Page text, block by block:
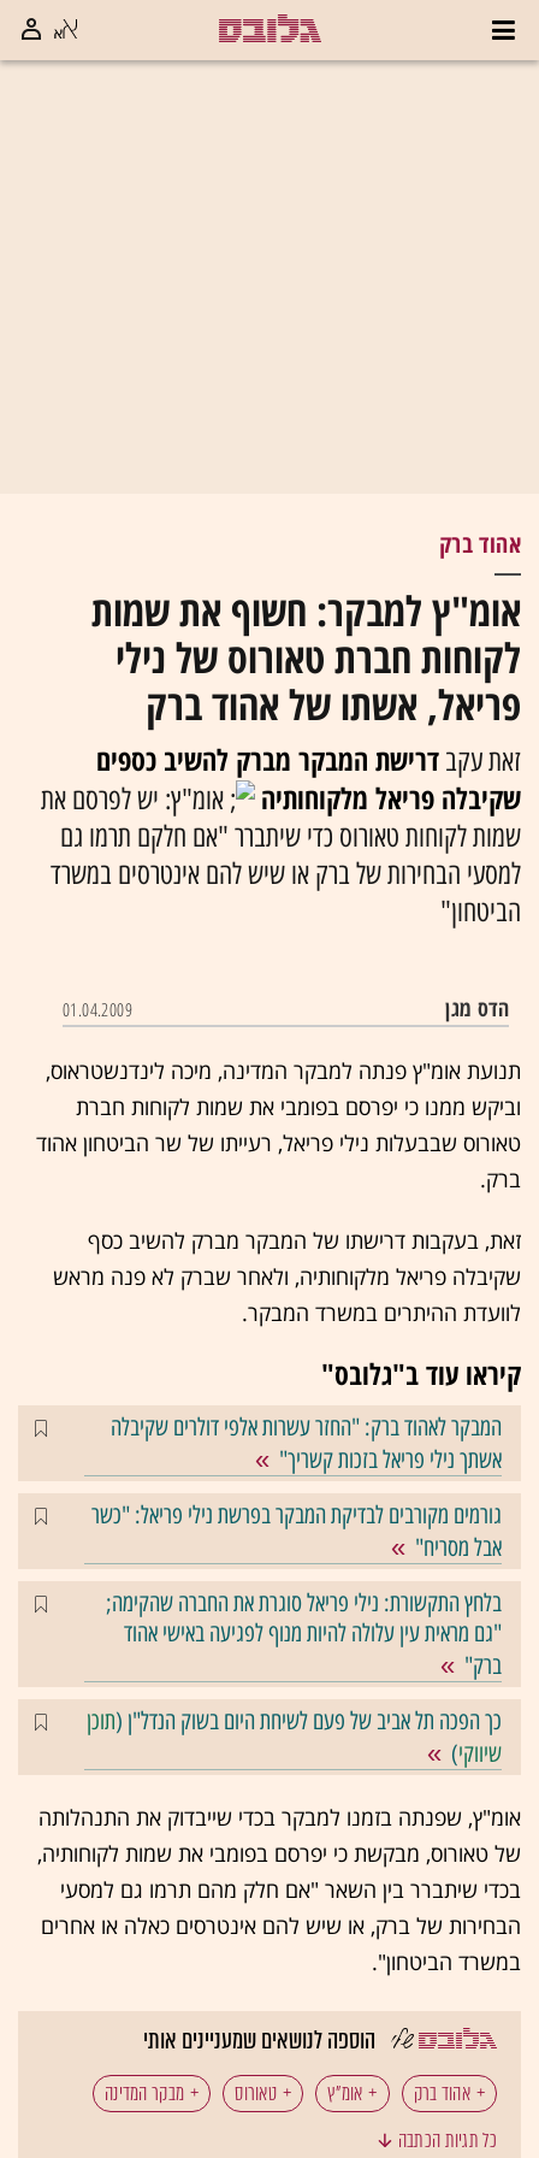
אהוד ברק
אומ"ץ למבקר: חשוף את שמות
לקוחות חברת טאורוס של נילי
פריאל, אשתו של אהוד ברק
זאת עקב דרישת המבקר מברק להשיב כספים
שקיבלה פריאל מלקוחותיה
אומ"ץ: יש לפרסם את
שמות לקוחות טאורוס כדי שיתברר "אם חלקם תרמו גם
למסעי הבחירות של ברק או שיש להם אינטרסים במשרד
הביטחון"
הדס מגן 01.04.2009
תנועת אומ"ץ פנתה למבקר המדינה, מיכה לינדנשטראוס,
וביקש ממנו כי יפרסם בפומבי את שמות לקוחות חברת
טאורוס שבבעלות נילי פריאל, רעייתו של שר הביטחון אהוד
ברק.
זאת, בעקבות דרישתו של המבקר מברק להשיב כסף
שקיבלה פריאל מלקוחותיה, ולאחר שברק לא פנה מראש
לוועדת ההיתרים במשרד המבקר.
קיראו עוד ב"גלובס"
המבקר לאהוד ברק: "החזר עשרות אלפי דולרים שקיבלה
אשתך נילי פריאל בזכות קשריך"
גורמים מקורבים לבדיקת המבקר בפרשת נילי פריאל: "כשר
אבל מסריח"
בלחץ התקשורת: נילי פריאל סוגרת את החברה שהקימה;
"גם מראית עין עלולה להיות מנוף לפגיעה באישי אהוד
ברק"
כך הפכה תל אביב של פעם לשיחת היום בשוק הנדל"ן (תוכן
שיווקי)
אומ"ץ, שפנתה בזמנו למבקר בכדי שייבדוק את התנהלותה
של טאורוס, מבקשת כי יפרסם בפומבי את שמות לקוחותיה,
בכדי שיתברר בין השאר "אם חלק מהם תרמו גם למסעי
הבחירות של ברק, או שיש להם אינטרסים כאלה או אחרים
במשרד הביטחון".
הוספה לנושאים שמעניינים אותי
אהוד ברק אומ"ץ טאורוס מבקר המדינה
כל תגיות הכתבה